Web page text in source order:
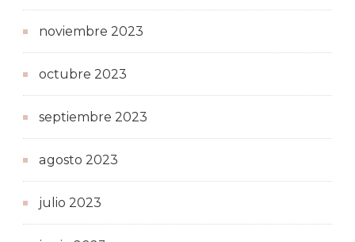
noviembre 2023
octubre 2023
septiembre 2023
agosto 2023
julio 2023